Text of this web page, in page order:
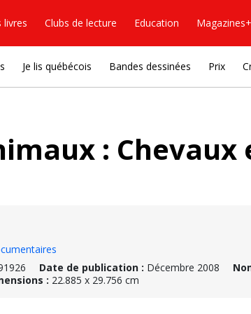
livres Clubs de lecture Education Magazines+
Je lis québécois Bandes dessinées Prix
: Chevaux
Date de publication : Décembre 2008
: 22.885 x 29.756 cm